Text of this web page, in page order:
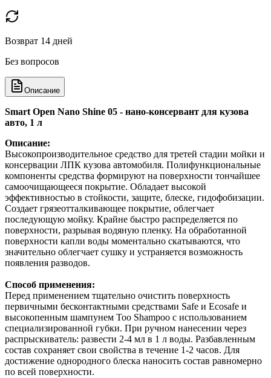
Возврат 14 дней
Без вопросов
Описание
Smart Open Nano Shine 05 - нано-консервант для кузова
авто, 1 л
Описание:
Высокопроизводительное средство для третей стадии мойки и
консервации ЛПК кузова автомобиля. Полифункциональные
компоненты средства формируют на поверхности тончайшее
самоочищающееся покрытие. Обладает высокой
эффективностью в стойкости, защите, блеске, гидофобизации.
Создает грязеотталкивающее покрытие, облегчает
последующую мойку. Крайне быстро распределяется по
поверхности, разрывая водяную пленку. На обработанной
поверхности капли воды моментально скатываются, что
значительно облегчает сушку и устраняется возможность
появления разводов.
Способ применения:
Перед применением тщательно очистить поверхность
первичными бесконтактными средствами Safe и Ecosafe и
высокопенным шампунем Too Shampoo с использованием
специализированной губки. При ручном нанесении через
распрыскиватель: развести 2-4 мл в 1 л воды. Разбавленным
состав сохраняет свои свойства в течение 1-2 часов. Для
достижение однородного блеска наносить состав равномерно
по всей поверхности.